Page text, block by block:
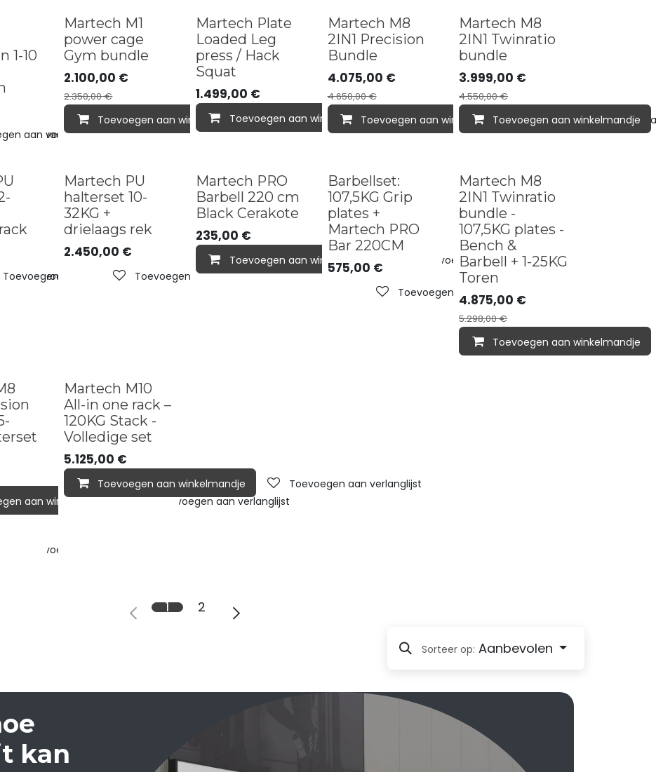
Toevoegen aan verlanglijst
1-10
aan verlanglijst
Bundle deal
Martech M1
power cage
Gym bundle
2.100,00 €
2.350,00€
Toevoegen aan winkelmandje Toevoegen aan verlanglijst
Martech Plate
Loaded Leg
press / Hack
Squat
1.499,00 €
Toevoegen aan winkelmandje Toevoegen aan verlanglijst
Bundle deal
Martech M8
2IN1 Precision
Bundle
4.075,00 €
4.650,00€
Toevoegen aan winkelmandje Toevoegen aan
Bundle deal
Martech M8
2IN1 Twinratio
bundle
3.999,00 €
4.550,00€
Toevoegen aan winkelmandje
Toevoegen aan verlanglijst
Toevoegen aan verlanglijst
Sold out
Martech PU
halterset 10-
32KG +
drielaags rek
2.450,00 €
Toevoegen aan verlanglijst
Martech PRO
Barbell 220 cm
Black Cerakote
235,00 €
Toevoegen aan winkelmandje Toevoegen aan verlanglijst
Sold out
Barbellset:
107,5KG Grip
plates +
Martech PRO
Bar 220CM
575,00 €
Toevoegen aan verlanglijst
Bundle deal
Martech M8
2IN1 Twinratio
bundle -
107,5KG plates -
Bench &
Barbell + 1-25KG
Toren
4.875,00 €
5.298,00€
Toevoegen aan winkelmandje
Toevoegen aan verlanglijst
aan winkelmandje Toevoegen aan verlanglijst
Heavy-duty
Martech M10
All-in one rack –
120KG Stack -
Volledige set
5.125,00 €
Toevoegen aan winkelmandje Toevoegen aan verlanglijst
1 2
Sorteer op: Aanbevolen
kan